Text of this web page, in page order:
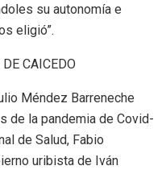
su autonomía e
eligió”.
CAICEDO
Méndez Barreneche
de la pandemia de Covid-
de Salud, Fabio
uribista de Iván